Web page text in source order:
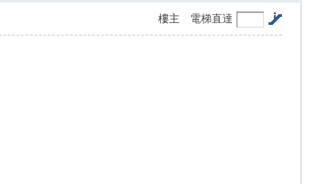
電梯直達
樓主